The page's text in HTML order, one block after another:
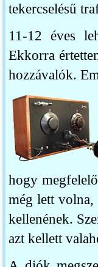
tekercselésű
11-12 éves
Ekkorra
hozzávalók.
hogy
még lett volna,
kellenének.
azt kellett